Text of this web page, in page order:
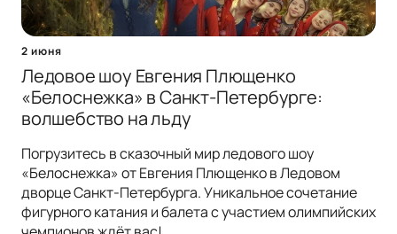
2 июня
Ледовое шоу Евгения Плющенко
«Белоснежка» в Санкт-Петербурге:
волшебство на льду
Погрузитесь в сказочный мир ледового шоу
«Белоснежка» от Евгения Плющенко в Ледовом
дворце Санкт-Петербурга. Уникальное сочетание
фигурного катания и балета с участием олимпийских